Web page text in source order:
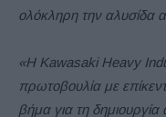
ολόκληρη την αλυσίδα
«Η Kawasaki Heavy
πρωτοβουλία με
βήμα για τη